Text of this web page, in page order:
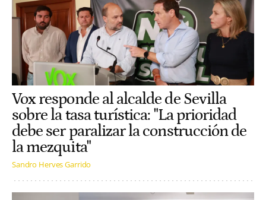
Vox responde al alcalde de Sevilla
sobre la tasa turística: "La prioridad
debe ser paralizar la construcción de
la mezquita"
Sandro Herves Garrido